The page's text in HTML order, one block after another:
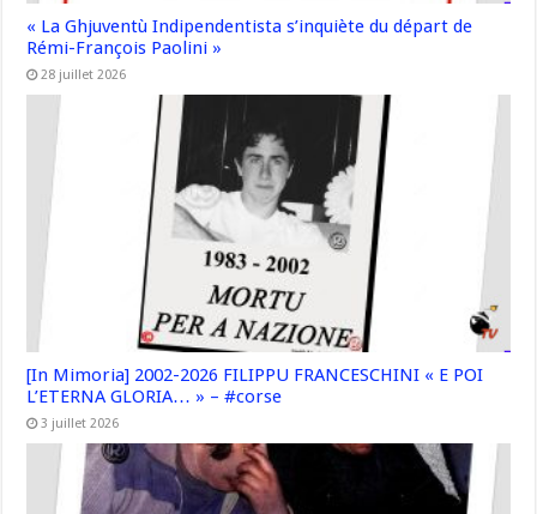
« La Ghjuventù Indipendentista s’inquiète du départ de
Rémi-François Paolini »
28 juillet 2026
[In Mimoria] 2002-2026 FILIPPU FRANCESCHINI « E POI
L’ETERNA GLORIA… » – #corse
3 juillet 2026